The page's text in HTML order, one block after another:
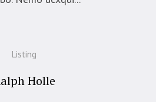
Listing
Holle